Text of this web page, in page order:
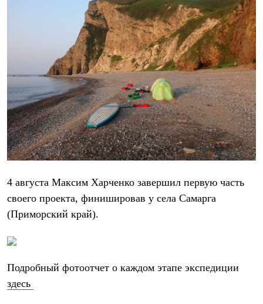
Полезные аксессуары
Женская обувь
Ботинки
Мужская обувь
Ботинки
Кроссовки
Сапоги
Гамаши и бахилы
Гамаши
Тапочки и чуни
Чуни
Уход за обувью
Головные уборы
Шапки
Кепки и бейсболки
Повязки
4 августа Максим Харченко завершил первую часть
своего проекта, финишировав у села Самарга
(Приморский край).
Подробный фотоотчет о каждом этапе экспедиции
здесь